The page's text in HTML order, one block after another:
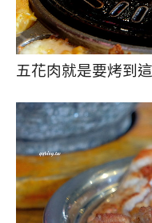
五花肉就是要烤到